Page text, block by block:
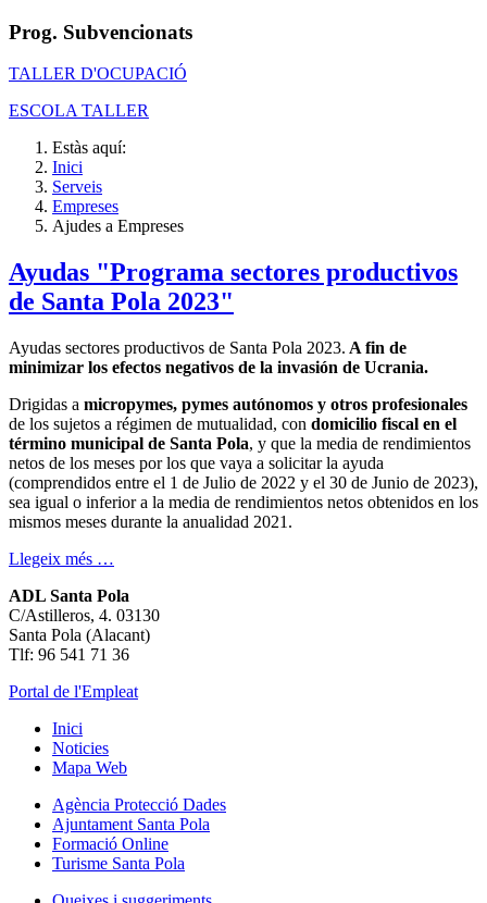
Prog. Subvencionats
TALLER D'OCUPACIÓ
ESCOLA TALLER
Estàs aquí:
Inici
Serveis
Empreses
Ajudes a Empreses
Ayudas "Programa sectores productivos
de Santa Pola 2023"
Ayudas sectores productivos de Santa Pola 2023. A fin de
minimizar los efectos negativos de la invasión de Ucrania.
Drigidas a micropymes, pymes autónomos y otros profesionales
de los sujetos a régimen de mutualidad, con domicilio fiscal en el
término municipal de Santa Pola, y que la media de rendimientos
netos de los meses por los que vaya a solicitar la ayuda
(comprendidos entre el 1 de Julio de 2022 y el 30 de Junio de 2023),
sea igual o inferior a la media de rendimientos netos obtenidos en los
mismos meses durante la anualidad 2021.
Llegeix més …
ADL Santa Pola
C/Astilleros, 4. 03130
Santa Pola (Alacant)
Tlf: 96 541 71 36
Portal de l'Empleat
Inici
Noticies
Mapa Web
Agència Protecció Dades
Ajuntament Santa Pola
Formació Online
Turisme Santa Pola